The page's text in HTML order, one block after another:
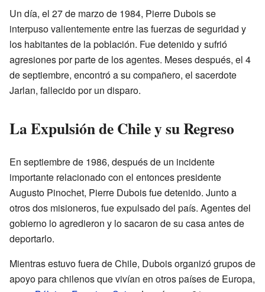
Un día, el 27 de marzo de 1984, Pierre Dubois se
interpuso valientemente entre las fuerzas de seguridad y
los habitantes de la población. Fue detenido y sufrió
agresiones por parte de los agentes. Meses después, el 4
de septiembre, encontró a su compañero, el sacerdote
Jarlan, fallecido por un disparo.
La Expulsión de Chile y su Regreso
En septiembre de 1986, después de un incidente
importante relacionado con el entonces presidente
Augusto Pinochet, Pierre Dubois fue detenido. Junto a
otros dos misioneros, fue expulsado del país. Agentes del
gobierno lo agredieron y lo sacaron de su casa antes de
deportarlo.
Mientras estuvo fuera de Chile, Dubois organizó grupos de
apoyo para chilenos que vivían en otros países de Europa,